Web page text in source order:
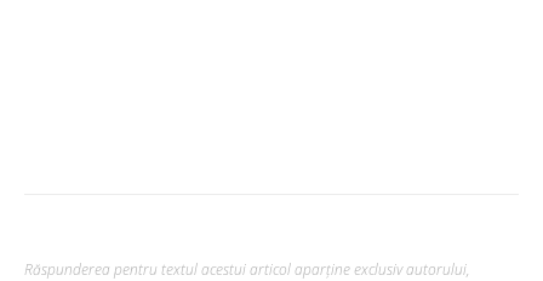
Răspunderea pentru textul acestui articol aparține exclusiv autorului,